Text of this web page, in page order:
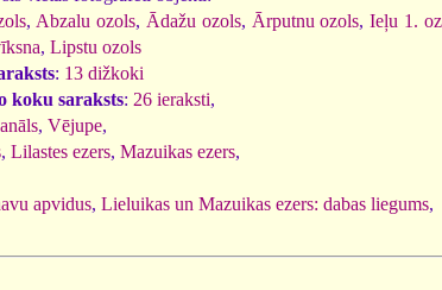
, Abzalu ozols, Ādažu ozols, Ārputnu ozols,Ieļu 1.
, Lipstu ozols
: 13 dižkoki
koku saraksts: 26 ieraksti,
, Vējupe,
, Lilastes ezers, Mazuikas ezers,
apvidus, Lieluikas un Mazuikas ezers: dabas liegums,